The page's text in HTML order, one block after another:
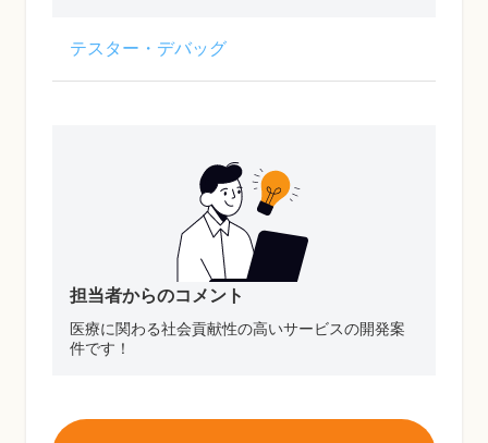
テスター・デバッグ
担当者からのコメント
医療に関わる社会貢献性の高いサービスの開発案
件です！